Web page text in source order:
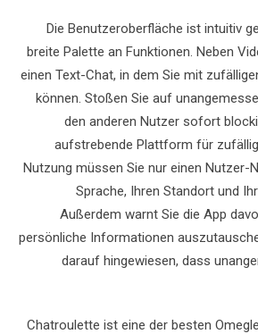
Die Benutzeroberfläche ist intuitiv
breite Palette an Funktionen. Neben
einen Text-Chat, in dem Sie mit
können. Stoßen Sie auf
den anderen Nutzer sofort
aufstrebende Plattform für
Nutzung müssen Sie nur einen Nutzer-
Sprache, Ihren Standort und
Außerdem warnt Sie die App
persönliche Informationen
darauf hingewiesen, dass
Chatroulette ist eine der besten